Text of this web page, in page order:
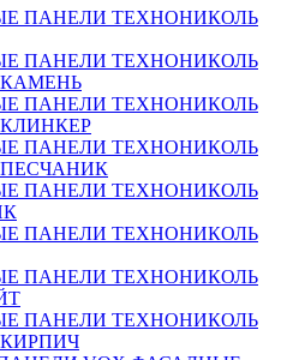
ПАНЕЛИ ТЕХНОНИКОЛЬ
ПАНЕЛИ ТЕХНОНИКОЛЬ
ПАНЕЛИ ТЕХНОНИКОЛЬ
ПАНЕЛИ ТЕХНОНИКОЛЬ
ПАНЕЛИ ТЕХНОНИКОЛЬ
ПАНЕЛИ ТЕХНОНИКОЛЬ
ПАНЕЛИ ТЕХНОНИКОЛЬ
ПАНЕЛИ ТЕХНОНИКОЛЬ